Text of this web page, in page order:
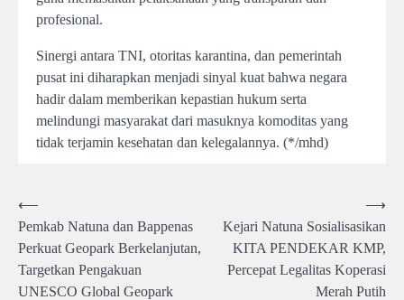
profesional.
Sinergi antara TNI, otoritas karantina, dan pemerintah
pusat ini diharapkan menjadi sinyal kuat bahwa negara
hadir dalam memberikan kepastian hukum serta
melindungi masyarakat dari masuknya komoditas yang
tidak terjamin kesehatan dan kelegalannya. (*/mhd)
Post
navigation
⟵
Pemkab Natuna dan Bappenas
Perkuat Geopark Berkelanjutan,
Targetkan Pengakuan
UNESCO Global Geopark
Kejari Natuna Sosialisasikan
KITA PENDEKAR KMP,
Percepat Legalitas Koperasi
Merah Putih
⟶